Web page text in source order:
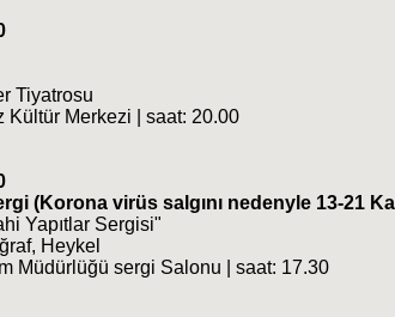
Tiyatrosu
Kültür Merkezi | saat: 20.00
(Korona virüs salgını nedenyle 13-21
Yapıtlar Sergisi"
Heykel
Müdürlüğü sergi Salonu | saat: 17.30